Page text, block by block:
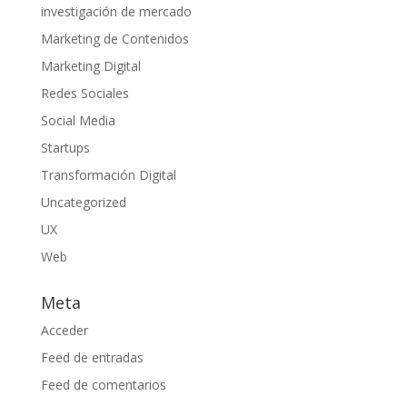
investigación de mercado
Marketing de Contenidos
Marketing Digital
Redes Sociales
Social Media
Startups
Transformación Digital
Uncategorized
UX
Web
Meta
Acceder
Feed de entradas
Feed de comentarios